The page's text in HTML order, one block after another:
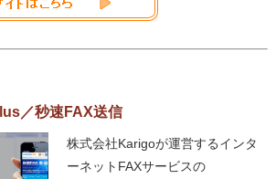
／秒速FAX送信
株式会社Karigoが運営するインタ
ーネットFAXサービスの